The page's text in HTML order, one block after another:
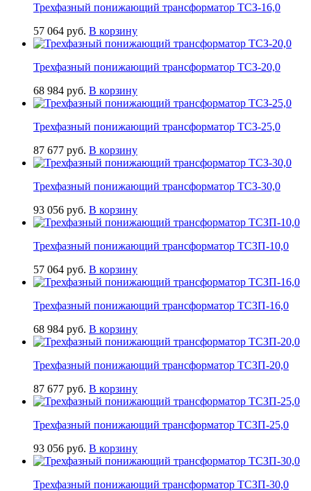
Трехфазный понижающий трансформатор ТСЗ-16,0
57 064 руб. В корзину
Трехфазный понижающий трансформатор ТСЗ-20,0
68 984 руб. В корзину
Трехфазный понижающий трансформатор ТСЗ-25,0
87 677 руб. В корзину
Трехфазный понижающий трансформатор ТСЗ-30,0
93 056 руб. В корзину
Трехфазный понижающий трансформатор ТСЗП-10,0
57 064 руб. В корзину
Трехфазный понижающий трансформатор ТСЗП-16,0
68 984 руб. В корзину
Трехфазный понижающий трансформатор ТСЗП-20,0
87 677 руб. В корзину
Трехфазный понижающий трансформатор ТСЗП-25,0
93 056 руб. В корзину
Трехфазный понижающий трансформатор ТСЗП-30,0